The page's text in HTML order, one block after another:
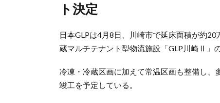
ト決定
日本GLPは4月8日、川崎市で延床面積が約
蔵マルチテナント型物流施設「GLP川崎Ⅱ」
冷凍・冷蔵区画に加えて常温区画も整備し
竣工を予定している。